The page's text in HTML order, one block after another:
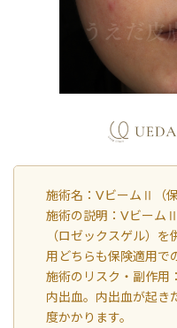
施術名：VビームⅡ（
施術の説明：Vビーム
（ロゼックスゲル）
用どちらも保険適用で
施術のリスク・副作用
内出血。内出血が起き
度かかります。